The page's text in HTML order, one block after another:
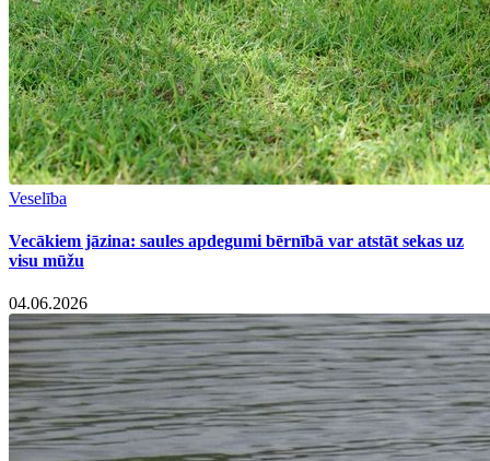
Veselība
Vecākiem jāzina: saules apdegumi bērnībā var atstāt sekas uz
visu mūžu
04.06.2026